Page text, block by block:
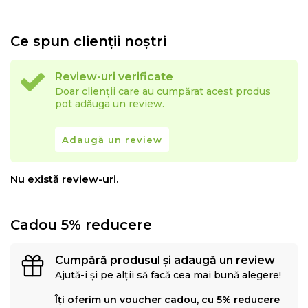
Ce spun clienții noștri
Review-uri verificate
Doar clienții care au cumpărat acest produs
pot adăuga un review.
Adaugă un review
Nu există review-uri.
Cadou 5% reducere
Cumpără produsul și adaugă un review
Ajută-i și pe alții să facă cea mai bună alegere!
Îți oferim un voucher cadou, cu 5% reducere